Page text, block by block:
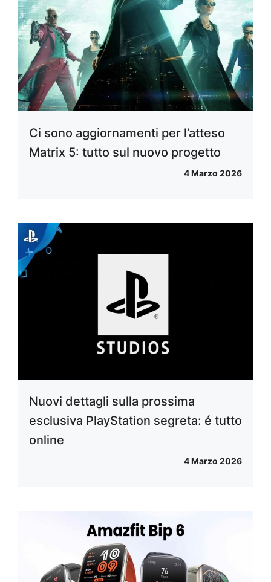
Ci sono aggiornamenti per l’atteso
Matrix 5: tutto sul nuovo progetto
4 Marzo 2026
Nuovi dettagli sulla prossima
esclusiva PlayStation segreta: é tutto
online
4 Marzo 2026